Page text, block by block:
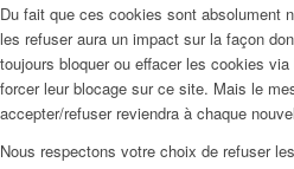
Du fait que ces cookies sont absolument
les refuser aura un impact sur la façon
toujours bloquer ou effacer les cookies
forcer leur blocage sur ce site. Mais le
accepter/refuser reviendra à chaque
Nous respectons votre choix de refuser